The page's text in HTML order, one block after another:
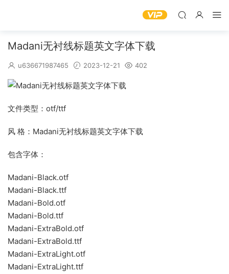
Madani无衬线标题英文字体下载
u636671987465 2023-12-21 402
文件类型：otf/ttf
风 格：Madani无衬线标题英文字体下载
包含字体：
Madani-Black.otf
Madani-Black.ttf
Madani-Bold.otf
Madani-Bold.ttf
Madani-ExtraBold.otf
Madani-ExtraBold.ttf
Madani-ExtraLight.otf
Madani-ExtraLight.ttf